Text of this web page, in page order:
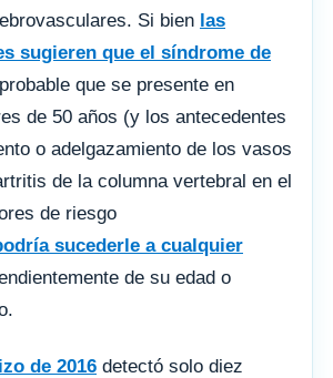
Si bien las
sugieren que el síndrome de
que se presente en
de 50 años (y los antecedentes
o adelgazamiento de los vasos
de la columna vertebral en el
de riesgo
sucederle a cualquier
de su edad o
de 2016 detectó solo diez